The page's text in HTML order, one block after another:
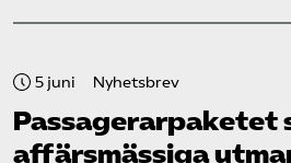
5 juni Nyhetsbrev
Passagerarpaketet
affärsmässiga